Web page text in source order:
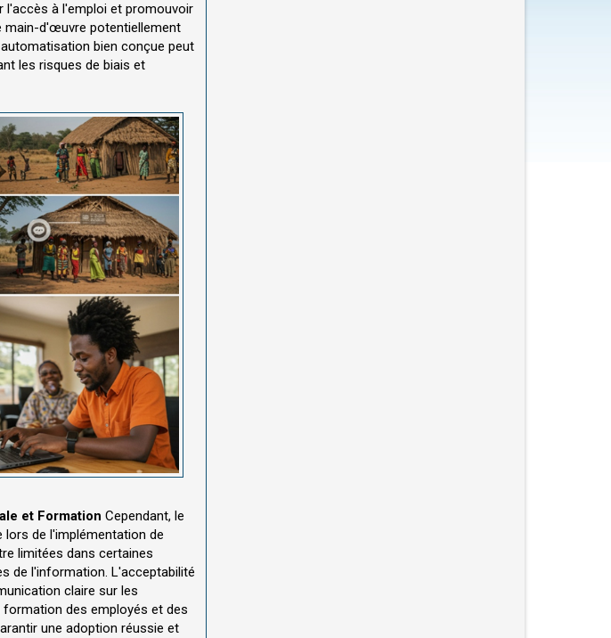
l'accès à l'emploi et promouvoir
main-d'œuvre potentiellement
bien conçue peut
les risques de biais et
et Formation Cependant, le
de l'implémentation de
limitées dans certaines
de l'information. L'acceptabilité
claire sur les
formation des employés et des
une adoption réussie et